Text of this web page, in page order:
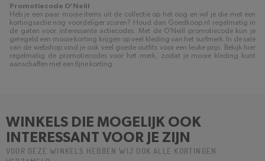
Promotiecode O'Neill
Heb je een paar mooie items uit de collectie op het oog en wil je die met een
kortingsactie nog voordeliger scoren? Houd dan Goedkoop.nl regelmatig in
de gaten voor interessante actiecodes. Met de O'Neill promotiecode kun je
geregeld een mooie korting krijgen op veel kleding van het surfmerk. In de sale
van de webshop vind je ook veel goede outfits voor een leuke prijs. Bekijk hier
regelmatig de promotiecodes voor het merk, zodat je mooie kleding kunt
aanschaffen met een fijne korting.
WINKELS DIE MOGELIJK OOK
INTERESSANT VOOR JE ZIJN
VOOR DEZE WINKELS HEBBEN WIJ OOK ALLE KORTINGEN